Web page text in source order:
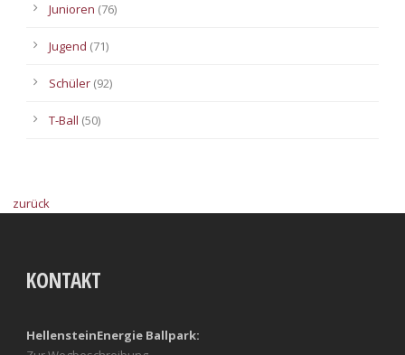
Junioren (76)
Jugend (71)
Schüler (92)
T-Ball (50)
zurück
KONTAKT
HellensteinEnergie Ballpark: